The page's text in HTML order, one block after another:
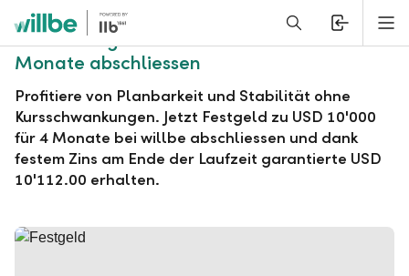
Alerts.Headline
willbe Festgeld zu USD 10'000 für 4
Monate abschliessen
Profitiere von Planbarkeit und Stabilität ohne
Kursschwankungen. Jetzt Festgeld zu USD 10'000
für 4 Monate bei willbe abschliessen und dank
festem Zins am Ende der Laufzeit garantierte USD
10'112.00 erhalten.